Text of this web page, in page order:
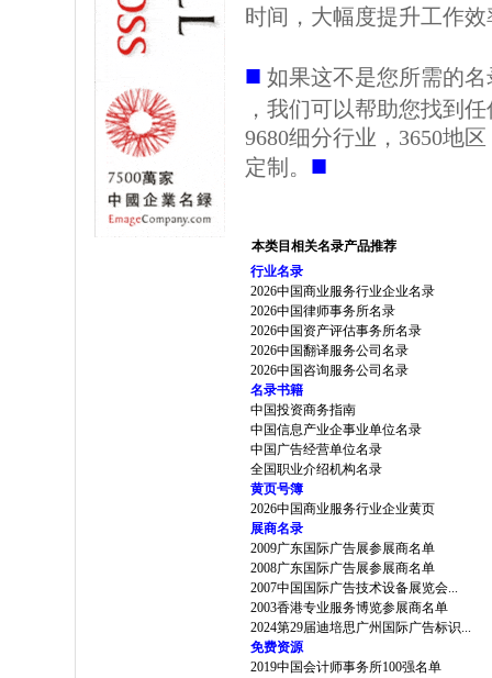
时间，大幅度提升工作效
■ 如果这不是您所需的
，我们可以帮助您找到
9680细分行业，3650地
定制。 ■
本类目相关名录产品推荐
行业名录
2026中国商业服务行业企业名录
2026中国律师事务所名录
2026中国资产评估事务所名录
2026中国翻译服务公司名录
2026中国咨询服务公司名录
名录书籍
中国投资商务指南
中国信息产业企事业单位名录
中国广告经营单位名录
全国职业介绍机构名录
黄页号簿
2026中国商业服务行业企业黄页
展商名录
2009广东国际广告展参展商名单
2008广东国际广告展参展商名单
2007中国国际广告技术设备展览会...
2003香港专业服务博览参展商名单
2024第29届迪培思广州国际广告标识...
免费资源
2019中国会计师事务所100强名单